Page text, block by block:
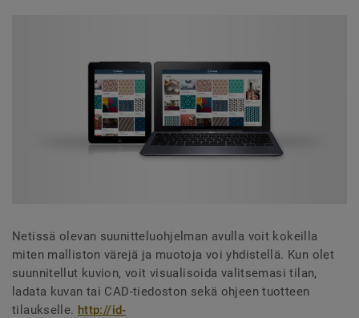
Netissä olevan suunitteluohjelman avulla voit kokeilla
miten malliston värejä ja muotoja voi yhdistellä. Kun olet
suunnitellut kuvion, voit visualisoida valitsemasi tilan,
ladata kuvan tai CAD-tiedoston sekä ohjeen tuotteen
tilaukselle. http://id-